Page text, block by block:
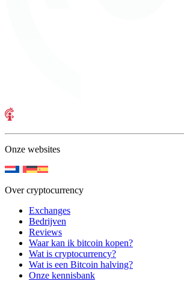
Onze websites
Over cryptocurrency
Exchanges
Bedrijven
Reviews
Waar kan ik bitcoin kopen?
Wat is cryptocurrency?
Wat is een Bitcoin halving?
Onze kennisbank